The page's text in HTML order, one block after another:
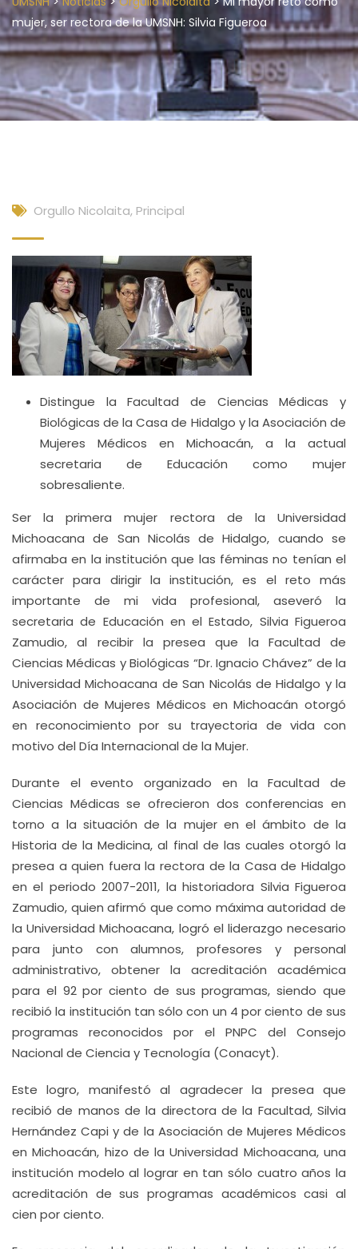
mujer, ser rectora de la UMSNH: Silvia Figueroa
Orgullo Nicolaita, Principal
Distingue la Facultad de Ciencias Médicas y
Biológicas de la Casa de Hidalgo y la Asociación de
Mujeres Médicos en Michoacán, a la actual
secretaria de Educación como mujer
sobresaliente.
Ser la primera mujer rectora de la Universidad
Michoacana de San Nicolás de Hidalgo, cuando se
afirmaba en la institución que las féminas no tenían el
carácter para dirigir la institución, es el reto más
importante de mi vida profesional, aseveró la
secretaria de Educación en el Estado, Silvia Figueroa
Zamudio, al recibir la presea que la Facultad de
Ciencias Médicas y Biológicas “Dr. Ignacio Chávez” de la
Universidad Michoacana de San Nicolás de Hidalgo y la
Asociación de Mujeres Médicos en Michoacán otorgó
en reconocimiento por su trayectoria de vida con
motivo del Día Internacional de la Mujer.
Durante el evento organizado en la Facultad de
Ciencias Médicas se ofrecieron dos conferencias en
torno a la situación de la mujer en el ámbito de la
Historia de la Medicina, al final de las cuales otorgó la
presea a quien fuera la rectora de la Casa de Hidalgo
en el periodo 2007-2011, la historiadora Silvia Figueroa
Zamudio, quien afirmó que como máxima autoridad de
la Universidad Michoacana, logró el liderazgo necesario
para junto con alumnos, profesores y personal
administrativo, obtener la acreditación académica
para el 92 por ciento de sus programas, siendo que
recibió la institución tan sólo con un 4 por ciento de sus
programas reconocidos por el PNPC del Consejo
Nacional de Ciencia y Tecnología (Conacyt).
Este logro, manifestó al agradecer la presea que
recibió de manos de la directora de la Facultad, Silvia
Hernández Capi y de la Asociación de Mujeres Médicos
en Michoacán, hizo de la Universidad Michoacana, una
institución modelo al lograr en tan sólo cuatro años la
acreditación de sus programas académicos casi al
cien por ciento.